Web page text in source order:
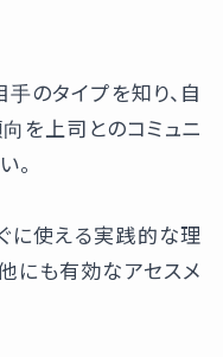
のタイプを知り、自
を上司とのコミュニ
。
に使える実践的な理
にも有効なアセスメ